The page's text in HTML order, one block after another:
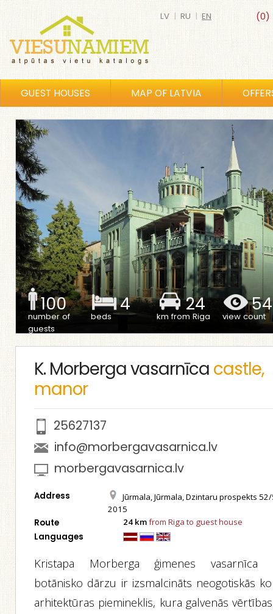
(0)
LV | RU | EN
GUEST HOUSES MAP OF LATVIA
100
number of
guests
4
beds
24
km from Riga view count
K. Morberga vasarnīca castle,
manor
25627137
info@morbergavasarnica.lv
morbergavasarnica.lv
Address
Jūrmala, Jūrmala, Dzintaru prospekts 52/
2015
Route 24 kmfrom Riga to guest house
Languages
Kristapa Morberga ģimenes vasarnīca
botānisko dārzu ir izsmalcināts neogotiskās
arhitektūras piemineklis, kura galvenās